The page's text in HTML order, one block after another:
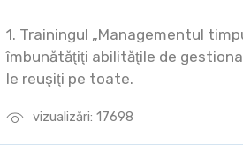
vizualizări: 17698
1. Trainingul „Managementul
îmbunătăţiţi abilităţile de
le reuşiţi pe toate.